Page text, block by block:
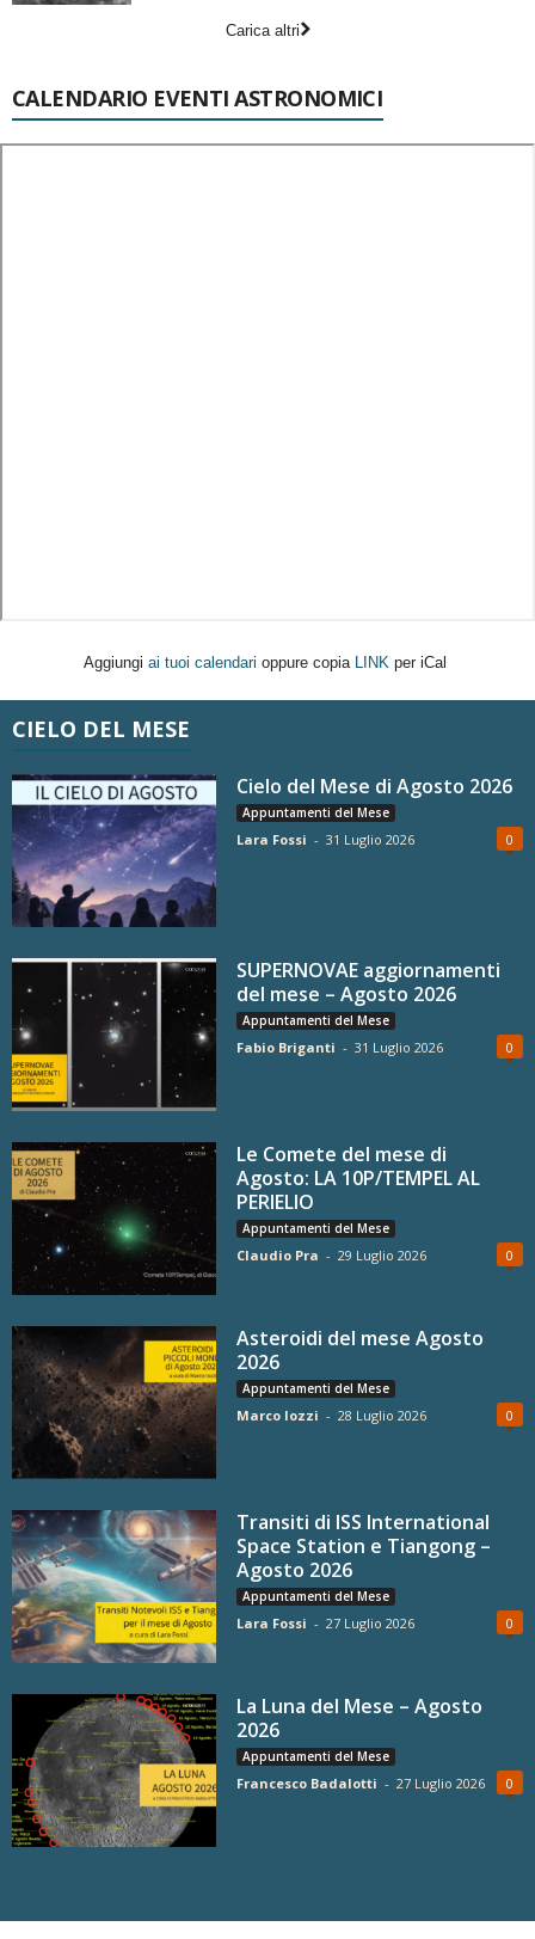
Carica altri
CALENDARIO EVENTI ASTRONOMICI
Aggiungi ai tuoi calendari oppure copia LINK per iCal
CIELO DEL MESE
Cielo del Mese di Agosto 2026
Appuntamenti del Mese
Lara Fossi - 31 Luglio 2026 0
SUPERNOVAE aggiornamenti
del mese – Agosto 2026
Appuntamenti del Mese
Fabio Briganti - 31 Luglio 2026 0
Le Comete del mese di
Agosto: LA 10P/TEMPEL AL
PERIELIO
Appuntamenti del Mese
Claudio Pra - 29 Luglio 2026 0
Asteroidi del mese Agosto
2026
Appuntamenti del Mese
Marco Iozzi - 28 Luglio 2026 0
Transiti di ISS International
Space Station e Tiangong –
Agosto 2026
Appuntamenti del Mese
Lara Fossi - 27 Luglio 2026 0
La Luna del Mese – Agosto
2026
Appuntamenti del Mese
Francesco Badalotti - 27 Luglio 2026 0